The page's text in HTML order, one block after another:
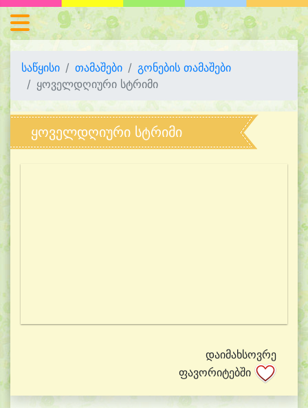
საწყისი თამაშები
გონების თამაშები
ყოველდღიური სტრიმი
ყოველდღიური სტრიმი
დაიმახსოვრე
ფავორიტებში